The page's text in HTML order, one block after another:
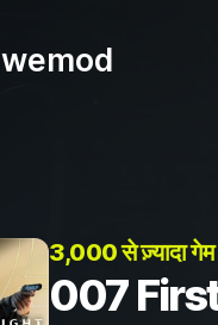
wemod
3,000 से ज़्यादा
007 First